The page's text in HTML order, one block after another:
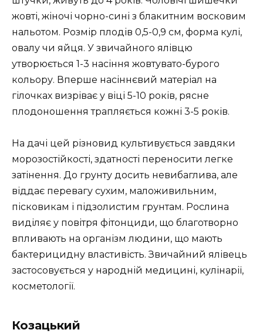
жовті, жіночі чорно-сині з блакитним восковим
нальотом. Розмір плодів 0,5-0,9 см, форма кулі,
овалу чи яйця. У звичайного ялівцю
утворюється 1-3 насіння жовтувато-бурого
кольору. Вперше насіннєвий матеріал на
гілочках визріває у віці 5-10 років, рясне
плодоношення трапляється кожні 3-5 років.
На дачі цей різновид культивується завдяки
морозостійкості, здатності переносити легке
затінення. До грунту досить невибаглива, але
віддає перевагу сухим, маложивильним,
пісковикам і підзолистим грунтам. Рослина
виділяє у повітря фітонциди, що благотворно
впливають на організм людини, що мають
бактерицидну властивість. Звичайний ялівець
застосовується у народній медицині, кулінарії,
косметології.
Козацький